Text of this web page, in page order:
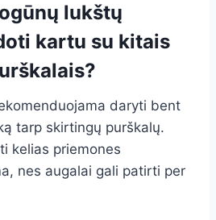
lukštų
kartu su kitais
daryti bent
tarp skirtingų purškalų.
kelias priemones
nes augalai gali patirti per